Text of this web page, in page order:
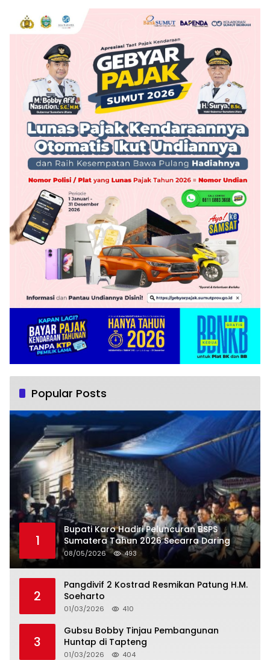
Popular Posts
1
Bupati Karo Hadiri Peluncuran BSPS
Sumatera Tahun 2026 Secarra Daring
08/05/2026 493
2
Pangdivif 2 Kostrad Resmikan Patung H.M.
Soeharto
01/03/2026 410
3
Gubsu Bobby Tinjau Pembangunan
Huntap di Tapteng
01/03/2026 404